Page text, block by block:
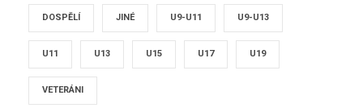
DOSPĚLÍ JINÉ U9-U11 U9-U13
U11 U13 U15 U17 U19
VETERÁNI